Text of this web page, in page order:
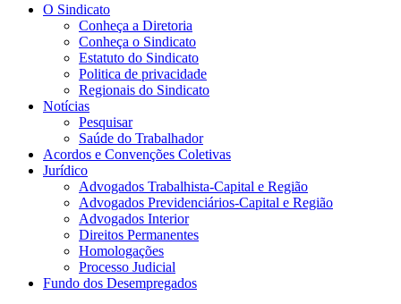
O Sindicato
Conheça a Diretoria
Conheça o Sindicato
Estatuto do Sindicato
Politica de privacidade
Regionais do Sindicato
Notícias
Pesquisar
Saúde do Trabalhador
Acordos e Convenções Coletivas
Jurídico
Advogados Trabalhista-Capital e Região
Advogados Previdenciários-Capital e Região
Advogados Interior
Direitos Permanentes
Homologações
Processo Judicial
Fundo dos Desempregados